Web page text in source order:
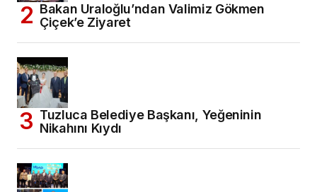
Bakan Uraloğlu’ndan Valimiz Gökmen
Çiçek’e Ziyaret
Tuzluca Belediye Başkanı, Yeğeninin
Nikahını Kıydı